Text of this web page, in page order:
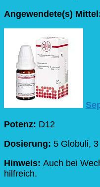
Angewendete(s)
Potenz: D12
Dosierung: 5 Globuli,
Hinweis: Auch bei
hilfreich.